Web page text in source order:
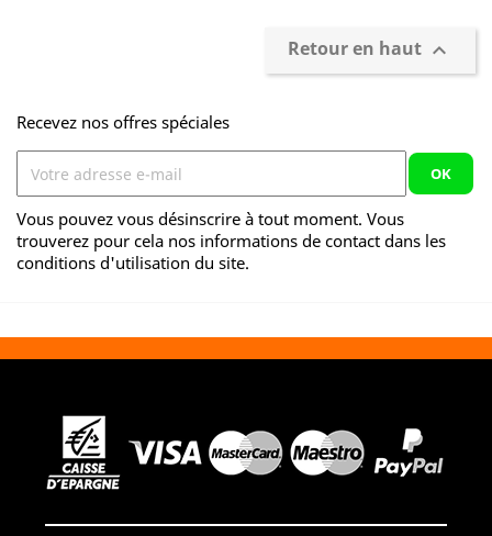
Retour en haut 
Recevez nos offres spéciales
Vous pouvez vous désinscrire à tout moment. Vous
trouverez pour cela nos informations de contact dans les
conditions d'utilisation du site.